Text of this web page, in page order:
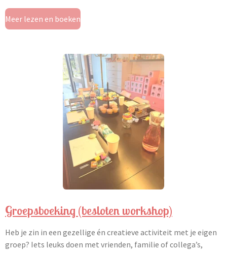
Meer lezen en boeken
Groepsboeking (besloten workshop)
Heb je zin in een gezellige én creatieve activiteit met je eigen
groep? Iets leuks doen met vrienden, familie of collega’s,